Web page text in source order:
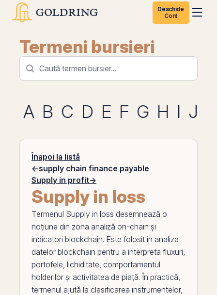
Deschide
Cont
Termeni bursieri
A B C D E F G H I J
Înapoi la listă
←supply chain finance payable
Supply in profit→
Supply in loss
Termenul Supply in loss desemnează o
noțiune din zona analiză on-chain și
indicatori blockchain. Este folosit în analiza
datelor blockchain pentru a interpreta fluxuri,
portofele, lichiditate, comportamentul
holderilor și activitatea de piață. În practică,
termenul ajută la clasificarea instrumentelor,